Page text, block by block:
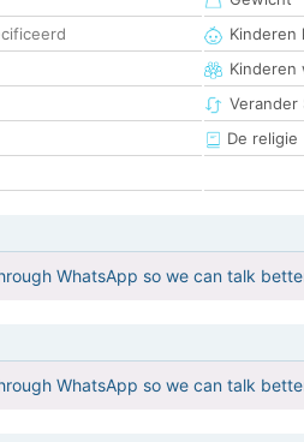
Kinderen
Kinderen
Verander
De religie
WhatsApp so we can talk
WhatsApp so we can talk